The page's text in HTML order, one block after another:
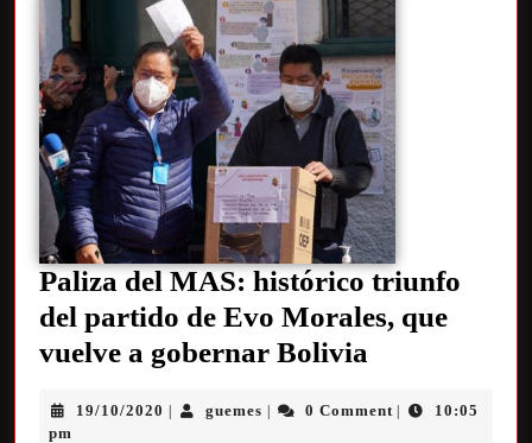
Paliza del MAS: histórico triunfo
del partido de Evo Morales, que
vuelve a gobernar Bolivia
19/10/2020 | guemes | 0 Comment |
10:05
pm